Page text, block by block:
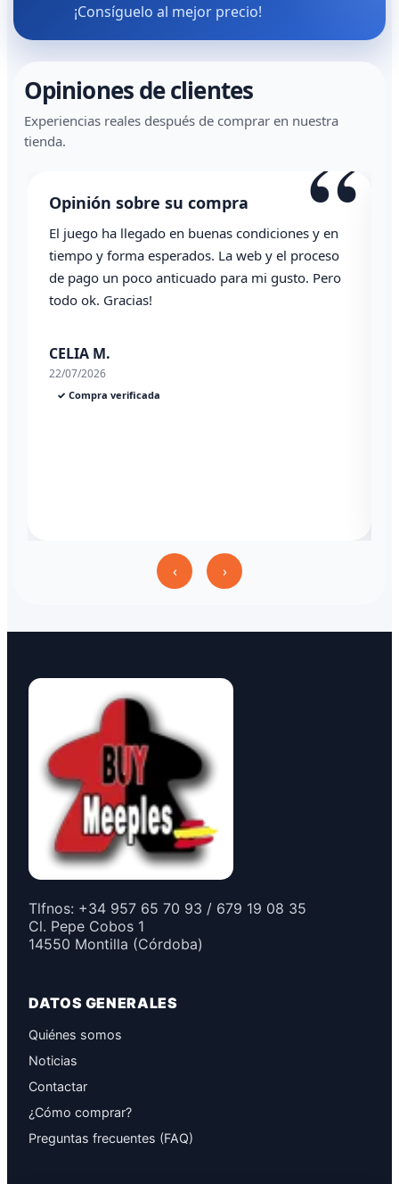
¡Consíguelo al mejor precio!
Opiniones de clientes
Experiencias reales después de comprar en nuestra
tienda.
‹
“
Opinión sobre su compra
El juego ha llegado en buenas condiciones y en
tiempo y forma esperados. La web y el proceso
de pago un poco anticuado para mi gusto. Pero
todo ok. Gracias!
CELIA M.
22/07/2026
✓ Compra verificada
›
Tlfnos: +34 957 65 70 93 / 679 19 08 35
Cl. Pepe Cobos 1
14550 Montilla (Córdoba)
DATOS GENERALES
Quiénes somos
Noticias
Contactar
¿Cómo comprar?
Preguntas frecuentes (FAQ)